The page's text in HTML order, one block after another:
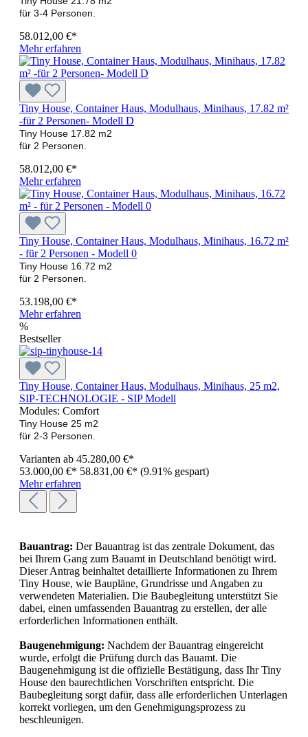
für 3-4 Personen.
58.012,00 €*
Mehr erfahren
Tiny House, Container Haus, Modulhaus, Minihaus, 17.82 m²
-für 2 Personen- Modell D
Tiny House 17.82 m2
für 2 Personen.
58.012,00 €*
Mehr erfahren
Tiny House, Container Haus, Modulhaus, Minihaus, 16.72 m²
- für 2 Personen - Modell 0
Tiny House 16.72 m2
für 2 Personen.
53.198,00 €*
Mehr erfahren
%
Bestseller
Tiny House, Container Haus, Modulhaus, Minihaus, 25 m2,
SIP-TECHNOLOGIE - SIP Modell
Modules: Comfort
Tiny House 25 m2
für 2-3 Personen.
Varianten ab 45.280,00 €*
53.000,00 €* 58.831,00 €* (9.91% gespart)
Mehr erfahren
Bauantrag: Der Bauantrag ist das zentrale Dokument, das
bei Ihrem Gang zum Bauamt in Deutschland benötigt wird.
Dieser Antrag beinhaltet detaillierte Informationen zu Ihrem
Tiny House, wie Baupläne, Grundrisse und Angaben zu
verwendeten Materialien. Die Baubegleitung unterstützt Sie
dabei, einen umfassenden Bauantrag zu erstellen, der alle
erforderlichen Informationen enthält.
Baugenehmigung: Nachdem der Bauantrag eingereicht
wurde, erfolgt die Prüfung durch das Bauamt. Die
Baugenehmigung ist die offizielle Bestätigung, dass Ihr Tiny
House den baurechtlichen Vorschriften entspricht. Die
Baubegleitung sorgt dafür, dass alle erforderlichen Unterlagen
korrekt vorliegen, um den Genehmigungsprozess zu
beschleunigen.